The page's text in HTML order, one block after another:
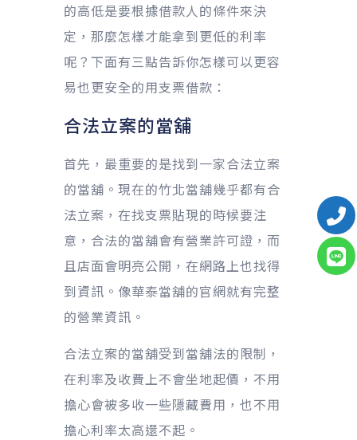
的高低是要根據借款人的條件來決
定，那麼怎樣才能拿到更低的利率
呢？下面有三點告訴你怎樣可以更容
易也更安全的用支票借款：
合法立案的當舖
首先，最重要的是找到一家合法立案
的當舖。現在的竹北當舖幾乎都有合
法立案，在找支票貼現的時候要注
意，合法的當舖會有營業許可證，而
且店面會明亮公開，在網路上也找得
到資訊。像華泰當舖的官網就有完整
的營業資訊。
合法立案的當舖受到當舖法的限制，
在利率及收費上不會坐地起價，不用
擔心會被多收一些隱藏費用，也不用
擔心利率太高還不起。